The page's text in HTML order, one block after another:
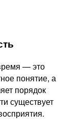
— это
понятие, а
порядок
существует